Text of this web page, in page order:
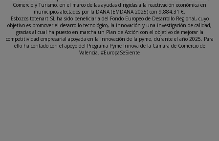
Comercio y Turismo, en el marco de las ayudas dirigidas a la reactivación económica en
municipios afectados por la DANA (EMDANA 2025) con 9.884,31 €.
Esbozos totenart SL ha sido beneficiaria del Fondo Europeo de Desarrollo Regional, cuyo
objetivo es promover el desarrollo tecnológico, la innovación y una investigación de calidad,
gracias al cual ha puesto en marcha un Plan de Acción con el objetivo de mejorar la
competitividad empresarial apoyada en la innovación de la pyme, durante el año 2025. Para
ello ha contado con el apoyo del Programa Pyme Innova de la Cámara de Comercio de
Valencia. #EuropaSeSiente